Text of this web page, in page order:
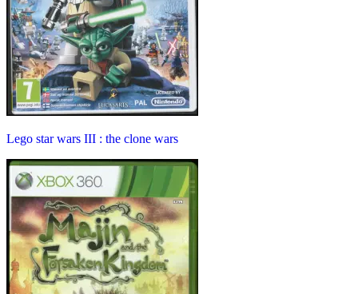
Lego star wars III : the clone wars